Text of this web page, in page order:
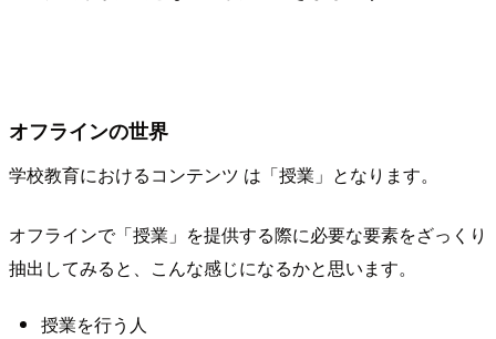
オフラインの世界
学校教育におけるコンテンツ は「授業」となります。
オフラインで「授業」を提供する際に必要な要素をざっくり
抽出してみると、こんな感じになるかと思います。
授業を行う人